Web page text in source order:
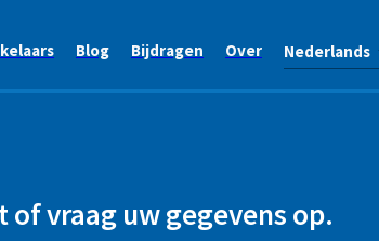
Blog Bijdragen Over Nederlands
vraag uw gegevens op.